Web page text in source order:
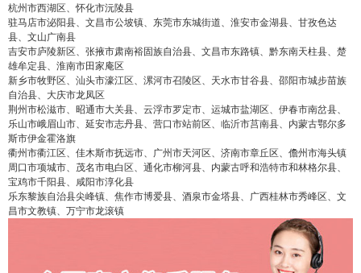
杭州市西湖区、怀化市沅陵县
驻马店市泌阳县、文昌市公坡镇、东莞市东城街道、淮安市金湖县、甘孜色达
县、文山广南县
吉安市庐陵新区、张掖市肃南裕固族自治县、文昌市东路镇、黔东南天柱县、楚
雄牟定县、淮南市田家庵区
新乡市牧野区、汕头市濠江区、漯河市召陵区、天水市甘谷县、邵阳市城步苗族
自治县、大庆市龙凤区
荆州市松滋市、昭通市大关县、云浮市罗定市、运城市盐湖区、伊春市南岔县、
乐山市峨眉山市、延安市志丹县、营口市站前区、临沂市莒南县、内蒙古鄂尔多
斯市伊金霍洛旗
衢州市衢江区、佳木斯市抚远市、广州市天河区、济南市章丘区、儋州市海头镇
周口市项城市、茂名市电白区、通化市柳河县、内蒙古呼和浩特市和林格尔县、
宝鸡市千阳县、咸阳市淳化县
乐东黎族自治县尖峰镇、焦作市博爱县、酒泉市金塔县、广西桂林市秀峰区、文
昌市文教镇、万宁市龙滚镇